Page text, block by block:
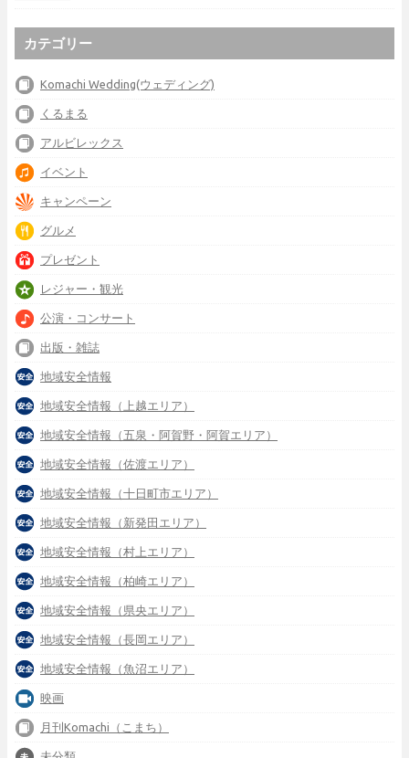
カテゴリー
Komachi Wedding(ウェディング)
くるまる
アルビレックス
イベント
キャンペーン
グルメ
プレゼント
レジャー・観光
公演・コンサート
出版・雑誌
地域安全情報
地域安全情報（上越エリア）
地域安全情報（五泉・阿賀野・阿賀エリア）
地域安全情報（佐渡エリア）
地域安全情報（十日町市エリア）
地域安全情報（新発田エリア）
地域安全情報（村上エリア）
地域安全情報（柏崎エリア）
地域安全情報（県央エリア）
地域安全情報（長岡エリア）
地域安全情報（魚沼エリア）
映画
月刊Komachi（こまち）